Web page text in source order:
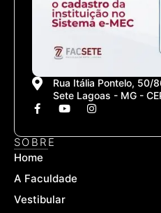
Rua Itália Pontelo, 50/
Sete Lagoas - MG -
F
a
e
b
o
k
f
Y
t
I
n
t
SOBRE
Home
A Faculdade
Vestibular